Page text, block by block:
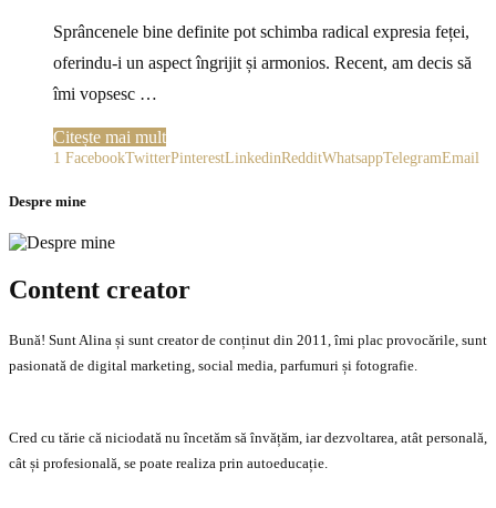
Sprâncenele bine definite pot schimba radical expresia feței,
oferindu-i un aspect îngrijit și armonios. Recent, am decis să
îmi vopsesc …
Citește mai mult
1 FacebookTwitterPinterestLinkedinRedditWhatsappTelegramEmail
Despre mine
Content creator
Bună! Sunt Alina și sunt creator de conținut din 2011, îmi plac provocările, sunt
pasionată de digital marketing, social media, parfumuri și fotografie.
Cred cu tărie că niciodată nu încetăm să învățăm, iar dezvoltarea, atât personală,
cât și profesională, se poate realiza prin autoeducație.